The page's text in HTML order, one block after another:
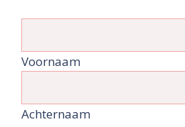
Voornaam
Achternaam